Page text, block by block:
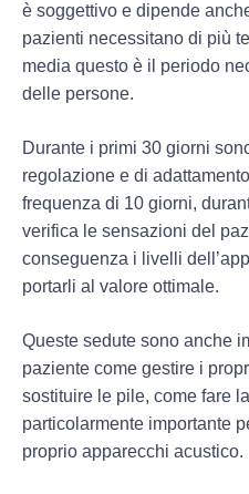
è soggettivo e dipende
pazienti necessitano di più
media questo è il periodo
delle persone.
Durante i primi 30 giorni
regolazione e di
frequenza di 10 giorni,
verifica le sensazioni del
conseguenza i livelli
portarli al valore ottimale.
Queste sedute sono anche
paziente come gestire i
sostituire le pile, come fare
particolarmente importante
proprio apparecchi acustico.